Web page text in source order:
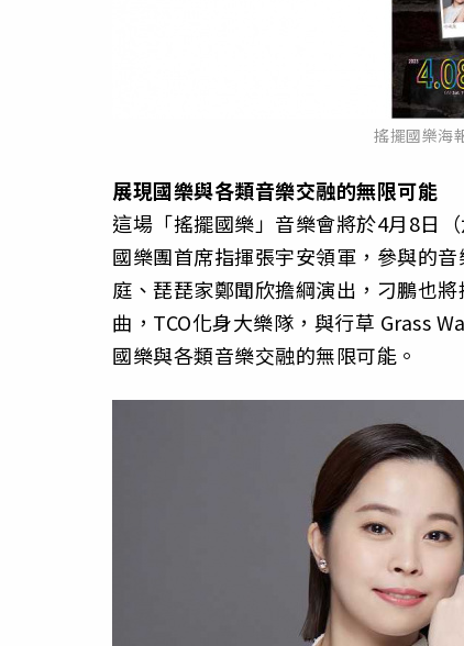
搖擺國樂海
展現國樂與各類音樂交融的無限可能
這場「搖擺國樂」音樂會將於4月8日
國樂團首席指揮張宇安領軍，參與的
庭、琵琵家鄭聞欣擔綱演出，刁鵬也
曲，TCO化身大樂隊，與行草 Grass
國樂與各類音樂交融的無限可能。